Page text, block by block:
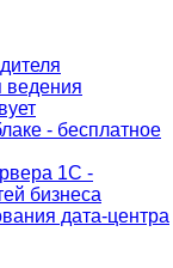
ведения
- бесплатное
1С -
бизнеса
дата-центра